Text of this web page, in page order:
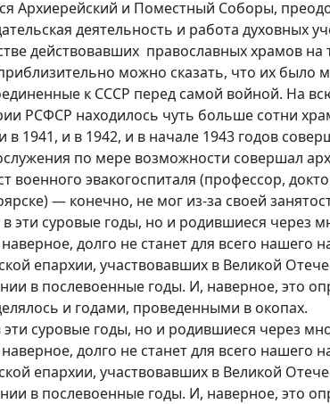
Архиерейский и Поместный Соборы,
деятельность и работа духовных
действовавших православных храмов на
можно сказать, что их было
к СССР перед самой войной. На
РСФСР находилось чуть больше сотни
1941, и в 1942, и в начале 1943 годов
по мере возможности совершал
военного эвакогоспиталя (профессор,
— конечно, не мог из-за своей
эти суровые годы, но и родившиеся через
долго не станет для всего
епархии, участвовавших в Великой
в послевоенные годы. И, наверное, это
и годами, проведенными в окопах.
суровые годы, но и родившиеся через
долго не станет для всего
епархии, участвовавших в Великой
в послевоенные годы. И, наверное, это